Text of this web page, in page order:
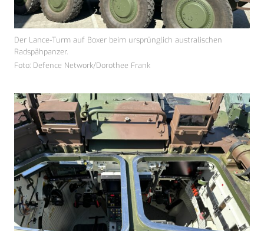
Der Lance-Turm auf Boxer beim ursprünglich australischen
Radspähpanzer.
Foto: Defence Network/Dorothee Frank